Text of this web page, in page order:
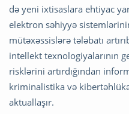
də yeni ixtisaslara ehtiyac
elektron səhiyyə
mütəxəssislərə tələbatı
intellekt texnologiyalarının
risklərini artırdığından
kriminalistika və
aktuallaşır.